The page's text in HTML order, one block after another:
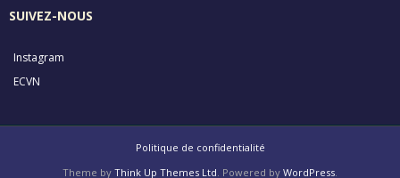
SUIVEZ-NOUS
Instagram
ECVN
Politique de confidentialité
Theme by Think Up Themes Ltd . Powered by WordPress